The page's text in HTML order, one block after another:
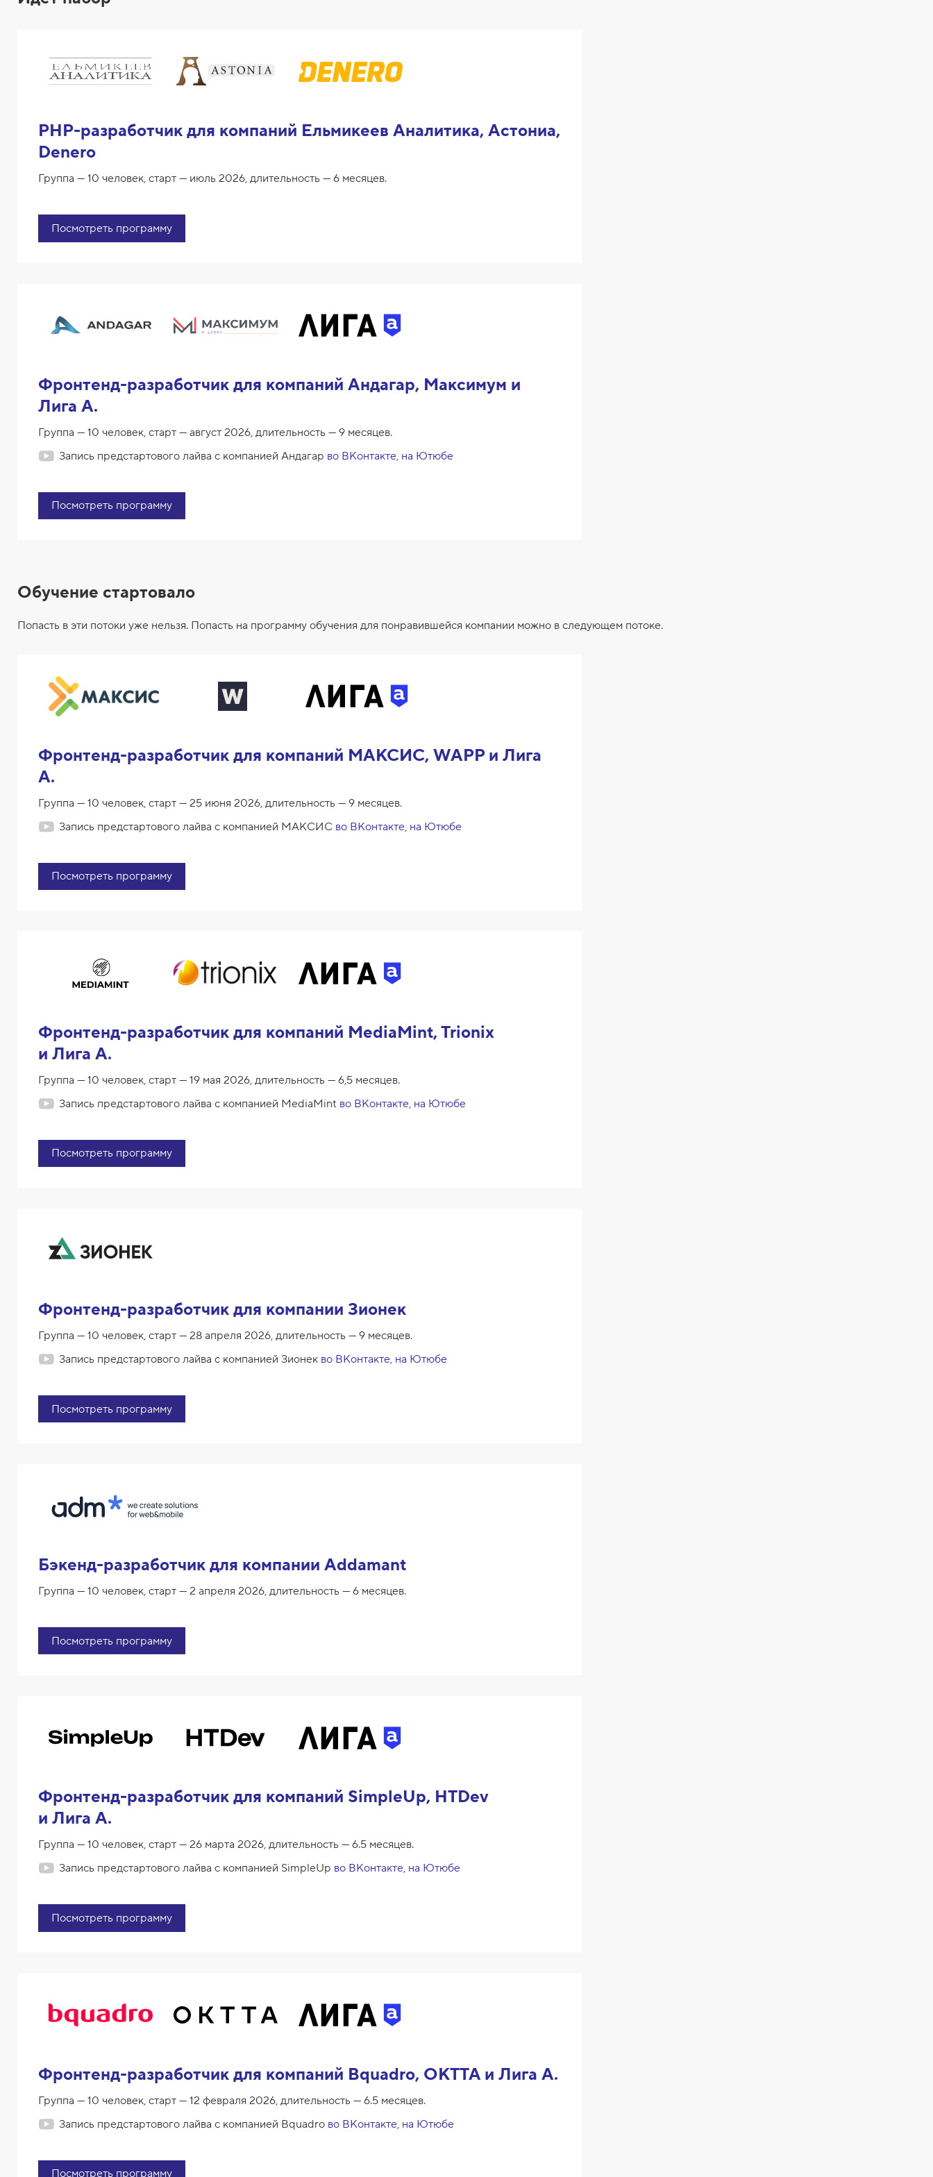
PHP-разработчик для компаний Ельмикеев Аналитика, Астониа,
Denero
Группа — 10 человек, старт — июль 2026, длительность — 6 месяцев.
Посмотреть программу
Фронтенд-разработчик для компаний Андагар, Максимум и
Лига А.
Группа — 10 человек, старт — август 2026, длительность — 9 месяцев.
Запись предстартового лайва с компанией Андагар во ВКонтакте, на Ютюбе
Посмотреть программу
Обучение стартовало
Попасть в эти потоки уже нельзя. Попасть на программу обучения для понравившейся компании можно в следующем потоке.
Фронтенд-разработчик для компаний МАКСИС, WAPP и Лига
А.
Группа — 10 человек, старт — 25 июня 2026, длительность — 9 месяцев.
Запись предстартового лайва с компанией МАКСИС во ВКонтакте, на Ютюбе
Посмотреть программу
Фронтенд-разработчик для компаний MediaMint, Trionix
и Лига А.
Группа — 10 человек, старт — 19 мая 2026, длительность — 6,5 месяцев.
Запись предстартового лайва с компанией MediaMint во ВКонтакте, на Ютюбе
Посмотреть программу
Фронтенд-разработчик для компании Зионек
Группа — 10 человек, старт — 28 апреля 2026, длительность — 9 месяцев.
Запись предстартового лайва с компанией Зионек во ВКонтакте, на Ютюбе
Посмотреть программу
Бэкенд-разработчик для компании Addamant
Группа — 10 человек, старт — 2 апреля 2026, длительность — 6 месяцев.
Посмотреть программу
Фронтенд-разработчик для компаний SimpleUp, HTDev
и Лига А.
Группа — 10 человек, старт — 26 марта 2026, длительность — 6.5 месяцев.
Запись предстартового лайва с компанией SimpleUp во ВКонтакте, на Ютюбе
Посмотреть программу
Фронтенд-разработчик для компаний Bquadro, OKTTA и Лига А.
Группа — 10 человек, старт — 12 февраля 2026, длительность — 6.5 месяцев.
Запись предстартового лайва с компанией Bquadro во ВКонтакте, на Ютюбе
Посмотреть программу